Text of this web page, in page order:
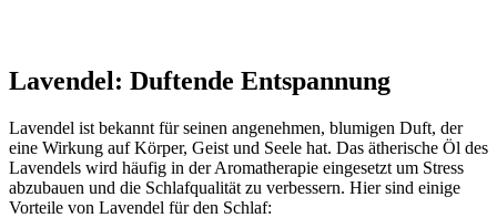
Lavendel: Duftende Entspannung
Lavendel ist bekannt für seinen angenehmen, blumigen Duft, der
eine Wirkung auf Körper, Geist und Seele hat. Das ätherische Öl des
Lavendels wird häufig in der Aromatherapie eingesetzt um Stress
abzubauen und die Schlafqualität zu verbessern. Hier sind einige
Vorteile von Lavendel für den Schlaf: